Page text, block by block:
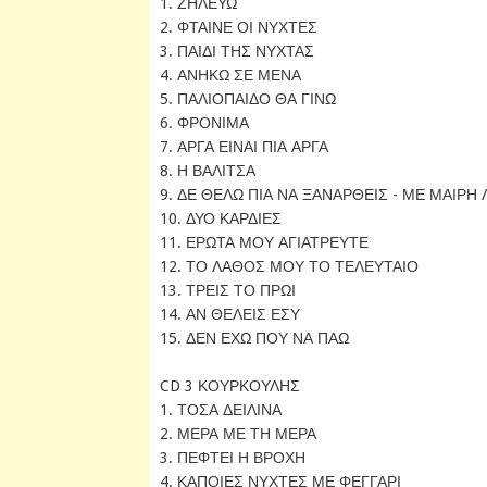
2. ΦΤΑΙΝΕ ΟΙ ΝΥΧΤΕΣ
3. ΠΑΙΔΙ ΤΗΣ ΝΥΧΤΑΣ
4. ΑΝΗΚΩ ΣΕ ΜΕΝΑ
5. ΠΑΛΙΟΠΑΙΔΟ ΘΑ ΓΙΝΩ
6. ΦΡΟΝΙΜΑ
7. ΑΡΓΑ ΕΙΝΑΙ ΠΙΑ ΑΡΓΑ
8. Η ΒΑΛΙΤΣΑ
9. ΔΕ ΘΕΛΩ ΠΙΑ ΝΑ ΞΑΝΑΡΘΕΙΣ - ΜΕ ΜΑΙΡΗ
10. ΔΥΟ ΚΑΡΔΙΕΣ
11. ΕΡΩΤΑ ΜΟΥ ΑΓΙΑΤΡΕΥΤΕ
12. ΤΟ ΛΑΘΟΣ ΜΟΥ ΤΟ ΤΕΛΕΥΤΑΙΟ
13. ΤΡΕΙΣ ΤΟ ΠΡΩΙ
14. ΑΝ ΘΕΛΕΙΣ ΕΣΥ
15. ΔΕΝ ΕΧΩ ΠΟΥ ΝΑ ΠΑΩ
CD 3 ΚΟΥΡΚΟΥΛΗΣ
1. ΤΟΣΑ ΔΕΙΛΙΝΑ
2. ΜΕΡΑ ΜΕ ΤΗ ΜΕΡΑ
3. ΠΕΦΤΕΙ Η ΒΡΟΧΗ
4. ΚΑΠΟΙΕΣ ΝΥΧΤΕΣ ΜΕ ΦΕΓΓΑΡΙ